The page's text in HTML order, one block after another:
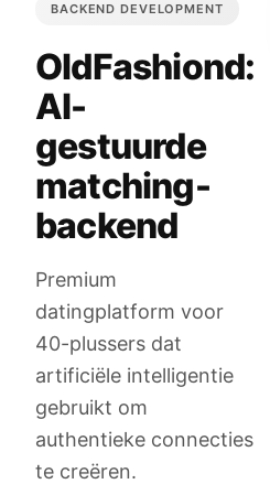
BACKEND DEVELOPMENT
OldFashiond:
AI-
gestuurde
matching-
backend
Premium
datingplatform voor
40-plussers dat
artificiële intelligentie
gebruikt om
authentieke connecties
te creëren.